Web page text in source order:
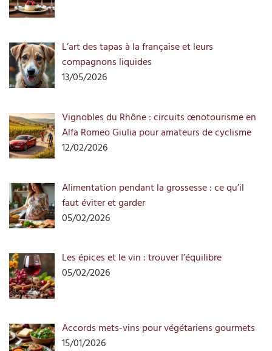
L’art des tapas à la française et leurs
compagnons liquides
13/05/2026
Vignobles du Rhône : circuits œnotourisme en
Alfa Romeo Giulia pour amateurs de cyclisme
12/02/2026
Alimentation pendant la grossesse : ce qu’il
faut éviter et garder
05/02/2026
Les épices et le vin : trouver l’équilibre
05/02/2026
Accords mets-vins pour végétariens gourmets
15/01/2026